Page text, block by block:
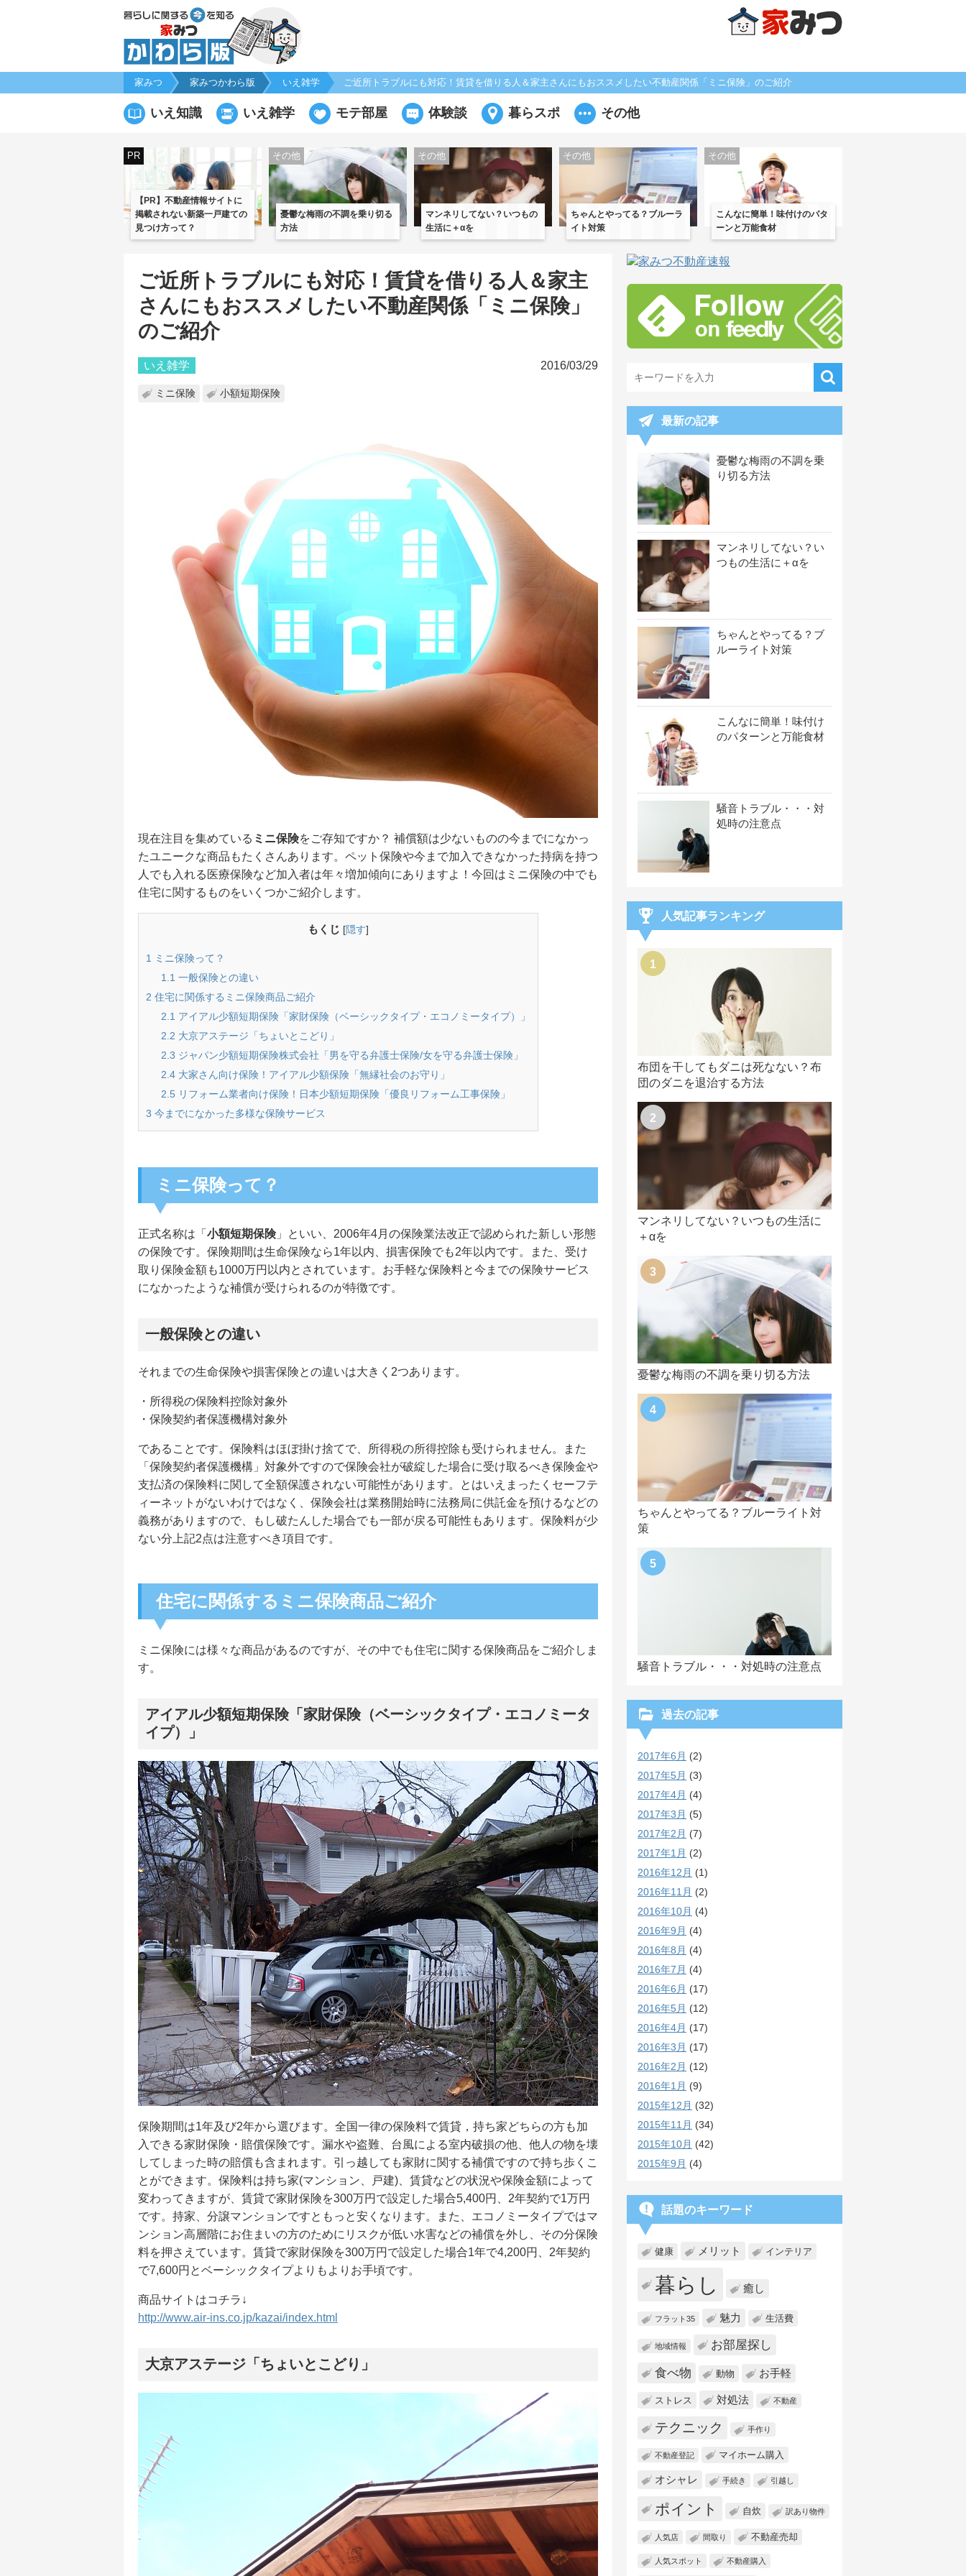
家みつ 家みつかわら版 いえ雑学 ご近所トラブルにも対応！賃貸を借りる人＆家主さんにもおススメしたい不動産関係「ミニ保険」のご紹介
いえ知識 いえ雑学 モテ部屋 体験談 暮らスポ その他
PR
【PR】不動産情報サイトに
掲載されない新築一戸建ての
見つけ方って？
その他
憂鬱な梅雨の不調を乗り切る
方法
その他
マンネリしてない？いつもの
生活に＋αを
その他
ちゃんとやってる？ブルーラ
イト対策
その他
こんなに簡単！味付けのパタ
ーンと万能食材
ご近所トラブルにも対応！賃貸を借りる人＆家主
さんにもおススメしたい不動産関係「ミニ保険」
のご紹介
いえ雑学 2016/03/29
ミニ保険 小額短期保険
現在注目を集めている ミニ保険をご存知ですか？ 補償額は少ないものの今までになかっ
たユニークな商品もたくさんあります。ペット保険や今まで加入できなかった持病を持つ
人でも入れる医療保険など加入者は年々増加傾向にありますよ！今回はミニ保険の中でも
住宅に関するものをいくつかご紹介します。
もくじ [隠す]
1
ミニ保険って？
1.1 一般保険との違い
2 住宅に関係するミニ保険商品ご紹介
2.1 アイアル少額短期保険「家財保険（ベーシックタイプ・エコノミータイプ）」
2.2 大京アステージ「ちょいとこどり」
2.3 ジャパン少額短期保険株式会社「男を守る弁護士保険/女を守る弁護士保険」
2.4 大家さん向け保険！アイアル少額保険「無縁社会のお守り」
2.5 リフォーム業者向け保険！日本少額短期保険「優良リフォーム工事保険」
3 今までになかった多様な保険サービス
ミニ保険って？
正式名称は「 小額短期保険」といい、2006年4月の保険業法改正で認められた新しい形態
の保険です。保険期間は生命保険なら1年以内、損害保険でも2年以内です。また、受け
取り保険金額も1000万円以内とされています。お手軽な保険料と今までの保険サービス
になかったような補償が受けられるのが特徴です。
一般保険との違い
それまでの生命保険や損害保険との違いは大きく2つあります。
・所得税の保険料控除対象外
・保険契約者保護機構対象外
であることです。保険料はほぼ掛け捨てで、所得税の所得控除も受けられません。また
「保険契約者保護機構」対象外ですので保険会社が破綻した場合に受け取るべき保険金や
支払済の保険料に関して全額保護されない可能性があります。とはいえまったくセーフテ
ィーネットがないわけではなく、保険会社は業務開始時に法務局に供託金を預けるなどの
義務がありますので、もし破たんした場合でも一部が戻る可能性もあります。保険料が少
ない分上記2点は注意すべき項目です。
住宅に関係するミニ保険商品ご紹介
ミニ保険には様々な商品があるのですが、その中でも住宅に関する保険商品をご紹介しま
す。
アイアル少額短期保険「家財保険（ベーシックタイプ・エコノミータ
イプ）」
保険期間は1年及び2年から選びます。全国一律の保険料で賃貸，持ち家どちらの方も加
入できる家財保険・賠償保険です。漏水や盗難、台風による室内破損の他、他人の物を壊
してしまった時の賠償も含まれます。引っ越しても家財に関する補償ですので持ち歩くこ
とができます。保険料は持ち家(マンション、戸建)、賃貸などの状況や保険金額によって
変わってきますが、賃貸で家財保険を300万円で設定した場合5,400円、2年契約で1万円
です。持家、分譲マンションですともっと安くなります。また、エコノミータイプではマ
ンション高層階にお住まいの方のためにリスクが低い水害などの補償を外し、その分保険
料を押さえています。賃貸で家財保険を300万円で設定した場合1年で4,200円、2年契約
で7,600円とベーシックタイプよりもよりお手頃です。
商品サイトはコチラ↓
http://www.air-ins.co.jp/kazai/index.html
大京アステージ「ちょいとこどり」
最新の記事
憂鬱な梅雨の不調を乗
り切る方法
マンネリしてない？い
つもの生活に＋αを
ちゃんとやってる？ブ
ルーライト対策
こんなに簡単！味付け
のパターンと万能食材
騒音トラブル・・・対
処時の注意点
人気記事ランキング
布団を干してもダニは死なない？布
団のダニを退治する方法
マンネリしてない？いつもの生活に
＋αを
憂鬱な梅雨の不調を乗り切る方法
ちゃんとやってる？ブルーライト対
策
騒音トラブル・・・対処時の注意点
過去の記事
2017年6月 (2)
2017年5月 (3)
2017年4月 (4)
2017年3月 (5)
2017年2月 (7)
2017年1月 (2)
2016年12月 (1)
2016年11月 (2)
2016年10月 (4)
2016年9月 (4)
2016年8月 (4)
2016年7月 (4)
2016年6月 (17)
2016年5月 (12)
2016年4月 (17)
2016年3月 (17)
2016年2月 (12)
2016年1月 (9)
2015年12月 (32)
2015年11月 (34)
2015年10月 (42)
2015年9月 (4)
話題のキーワード
健康 メリット インテリア
暮らし 癒し
フラット35 魅力 生活費
地域情報 お部屋探し
食べ物 動物 お手軽
ストレス 対処法 不動産
テクニック 手作り
不動産登記 マイホーム購入
オシャレ 手続き 引越し
ポイント 自炊 訳あり物件
人気店 間取り 不動産売却
人気スポット 不動産購入